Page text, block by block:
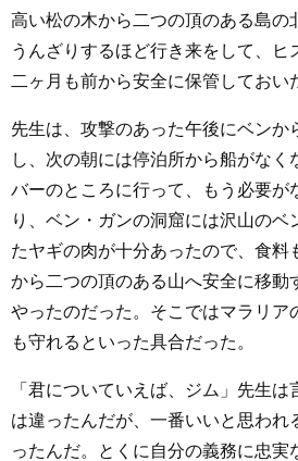
高い松の木から二つの頂のある島の
うんざりするほど行き来をして、ヒ
二ヶ月も前から安全に保管しておい
先生は、攻撃のあった午後にベンか
し、次の朝には停泊所から船がなく
バーのところに行って、もう必要が
り、ベン・ガンの洞窟には沢山のベ
たヤギの肉が十分あったので、食料
から二つの頂のある山へ安全に移動
やったのだった。そこではマラリア
も守れるといった具合だった。
「君についていえば、ジム」先生
は違ったんだが、一番いいと思われ
ったんだ。とくに自分の義務に忠実